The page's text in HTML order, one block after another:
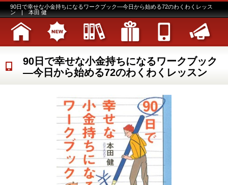
90日で幸せな小金持ちになるワークブック―今日から始める72のわくわくレッス
ン | 本田 健
90日で幸せな小金持ちになるワークブック
―今日から始める72のわくわくレッスン